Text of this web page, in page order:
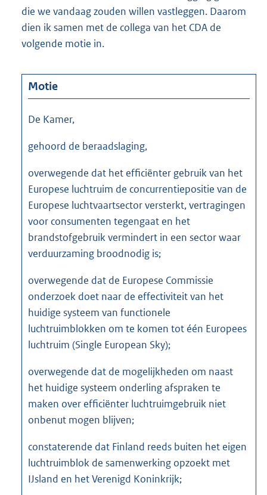
die we vandaag zouden willen vastleggen. Daarom
dien ik samen met de collega van het CDA de
volgende motie in.
Motie
De Kamer,
gehoord de beraadslaging,
overwegende dat het efficiënter gebruik van het
Europese luchtruim de concurrentiepositie van de
Europese luchtvaartsector versterkt, vertragingen
voor consumenten tegengaat en het
brandstofgebruik vermindert in een sector waar
verduurzaming broodnodig is;
overwegende dat de Europese Commissie
onderzoek doet naar de effectiviteit van het
huidige systeem van functionele
luchtruimblokken om te komen tot één Europees
luchtruim (Single European Sky);
overwegende dat de mogelijkheden om naast
het huidige systeem onderling afspraken te
maken over efficiënter luchtruimgebruik niet
onbenut mogen blijven;
constaterende dat Finland reeds buiten het eigen
luchtruimblok de samenwerking opzoekt met
IJsland en het Verenigd Koninkrijk;